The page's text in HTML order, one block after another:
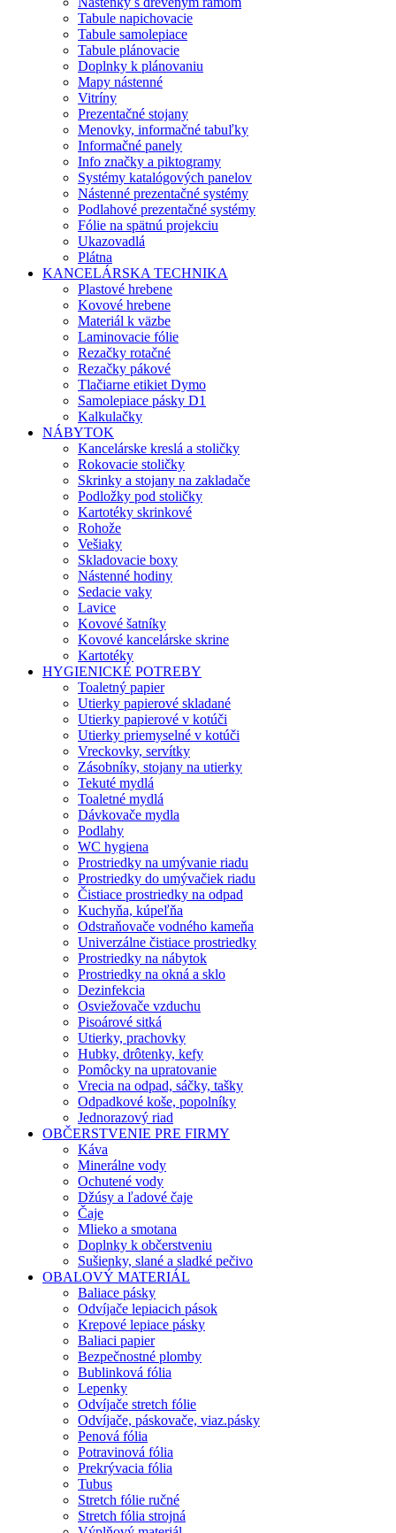
Tabule napichovacie
Tabule samolepiace
Tabule plánovacie
Doplnky k plánovaniu
Mapy nástenné
Vitríny
Prezentačné stojany
Menovky, informačné tabuľky
Informačné panely
Info značky a piktogramy
Systémy katalógových panelov
Nástenné prezentačné systémy
Podlahové prezentačné systémy
Fólie na spätnú projekciu
Ukazovadlá
Plátna
KANCELÁRSKA TECHNIKA
Plastové hrebene
Kovové hrebene
Materiál k väzbe
Laminovacie fólie
Rezačky rotačné
Rezačky pákové
Tlačiarne etikiet Dymo
Samolepiace pásky D1
Kalkulačky
NÁBYTOK
Kancelárske kreslá a stoličky
Rokovacie stoličky
Skrinky a stojany na zakladače
Podložky pod stoličky
Kartotéky skrinkové
Rohože
Vešiaky
Skladovacie boxy
Nástenné hodiny
Sedacie vaky
Lavice
Kovové šatníky
Kovové kancelárske skrine
Kartotéky
HYGIENICKÉ POTREBY
Toaletný papier
Utierky papierové skladané
Utierky papierové v kotúči
Utierky priemyselné v kotúči
Vreckovky, servítky
Zásobníky, stojany na utierky
Tekuté mydlá
Toaletné mydlá
Dávkovače mydla
Podlahy
WC hygiena
Prostriedky na umývanie riadu
Prostriedky do umývačiek riadu
Čistiace prostriedky na odpad
Kuchyňa, kúpeľňa
Odstraňovače vodného kameňa
Univerzálne čistiace prostriedky
Prostriedky na nábytok
Prostriedky na okná a sklo
Dezinfekcia
Osviežovače vzduchu
Pisoárové sitká
Utierky, prachovky
Hubky, drôtenky, kefy
Pomôcky na upratovanie
Vrecia na odpad, sáčky, tašky
Odpadkové koše, popolníky
Jednorazový riad
OBČERSTVENIE PRE FIRMY
Káva
Minerálne vody
Ochutené vody
Džúsy a ľadové čaje
Čaje
Mlieko a smotana
Doplnky k občerstveniu
Sušienky, slané a sladké pečivo
OBALOVÝ MATERIÁL
Baliace pásky
Odvíjače lepiacich pások
Krepové lepiace pásky
Baliaci papier
Bezpečnostné plomby
Bublinková fólia
Lepenky
Odvíjače stretch fólie
Odvíjače, páskovače, viaz.pásky
Penová fólia
Potravinová fólia
Prekrývacia fólia
Tubus
Stretch fólie ručné
Stretch fólia strojná